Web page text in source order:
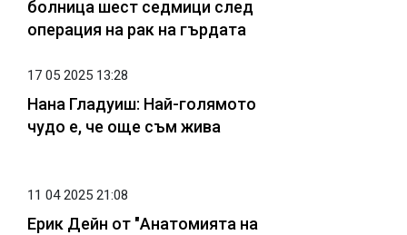
болница шест седмици след
операция на рак на гърдата
17 05 2025 13:28
Нана Гладуиш: Най-голямото
чудо е, че още съм жива
11 04 2025 21:08
Ерик Дейн от "Анатомията на